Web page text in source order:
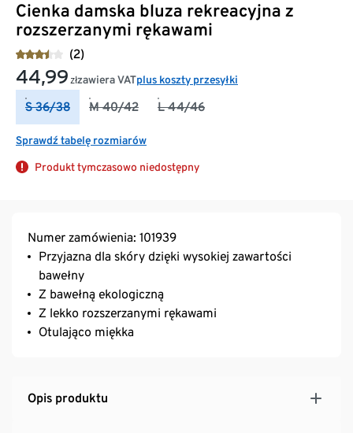
Cienka damska bluza rekreacyjna z
rozszerzanymi rękawami
(2)
44,99 złzawiera VATplus koszty przesyłki
S 36/38 M 40/42 L 44/46
Sprawdź tabelę rozmiarów
Produkt tymczasowo niedostępny
Numer zamówienia: 101939
Przyjazna dla skóry dzięki wysokiej zawartości
bawełny
Z bawełną ekologiczną
Z lekko rozszerzanymi rękawami
Otulająco miękka
Opis produktu